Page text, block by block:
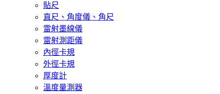
貼尺
直尺、角度儀、角尺
雷射墨線儀
雷射測距儀
內徑卡規
外徑卡規
厚度計
溫度量測器